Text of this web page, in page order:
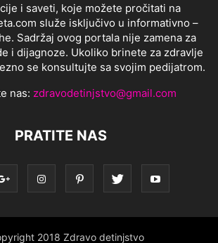
i saveti, koje možete pročitati na
služe isključivo u informativno –
Sadržaj ovog portala nije zamena za
i dijagnoze. Ukoliko brinete za zdravlje
se konsultujte sa svojim pedijatrom.
nas: zdravodetinjstvo@gmail.com
PRATITE NAS
2018 Zdravo detinjstvo